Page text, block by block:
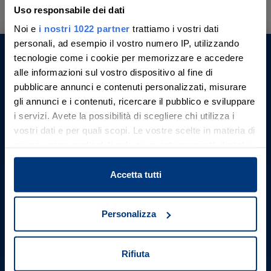
Uso responsabile dei dati
Noi e i nostri 1022 partner trattiamo i vostri dati
personali, ad esempio il vostro numero IP, utilizzando
tecnologie come i cookie per memorizzare e accedere
alle informazioni sul vostro dispositivo al fine di
pubblicare annunci e contenuti personalizzati, misurare
gli annunci e i contenuti, ricercare il pubblico e sviluppare
i servizi. Avete la possibilità di scegliere chi utilizza i
vostri dati e per quali scopi. Le vostre scelte in materia di
in cui avete effettuato le vostre scelte. È possibile
modificare o revocare il proprio consenso in qualsiasi
momento dalla Dichiarazione sui cookie o facendo clic
Con il tuo consenso, vorremmo anche:
raccogliere informazioni sulla tua posizione
Accetta tutti
Personalizza
Rifiuta
Aste Giudiziarie Inlinea S.p.A.
Scali d’Azeglio, 2/6
57123 , Livorno (LI)
P. IVA 01301540496
Codice Unico Fatturazione: M5UXCR1
Telefono: +39 0586 20141
Facebook
LinkedinYoutube
X
Iscrizioni ministeriali
Società iscritta al n. 1 dell’elenco siti web autorizzati dal Ministero
21/07/2009
Ti aiutiamo a trovare, comprendere e
partecipare all’asta in sicurezza.
Con noi, passo dopo passo.
Scopri il servizio